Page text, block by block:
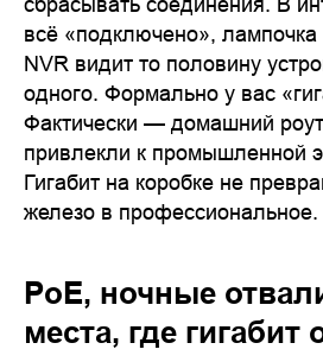
всё «подключено», лампочка
NVR видит то половину
одного. Формально у вас
Фактически — домашний
привлекли к промышленной
Гигабит на коробке не
железо в профессиональное.
PoE, ночные
места, где гигабит